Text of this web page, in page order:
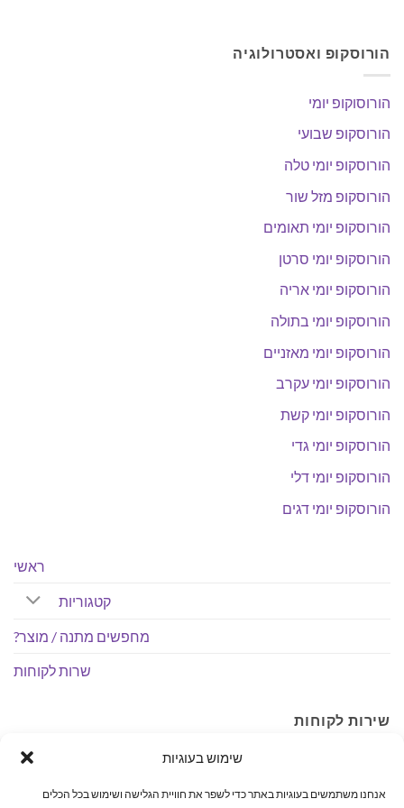
שימוש בעוגיות
אנחנו משתמשים בעוגיות באתר כדי לשפר את חוויית הגלישה ושימוש בכל הכלים
הורוסקופ ואסטרולוגיה
הורוסוקופ יומי
הורוסקופ שבועי
הורוסקופ יומי טלה
הורוסקופ מזל שור
הורוסקופ יומי תאומים
הורוסקופ יומי סרטן
הורוסקופ יומי אריה
הורוסקופ יומי בתולה
הורוסקופ יומי מאזניים
הורוסקופ יומי עקרב
הורוסקופ יומי קשת
הורוסקופ יומי גדי
הורוסקופ יומי דלי
הורוסקופ יומי דגים
ראשי
קטגוריות
מחפשים מתנה / מוצר?
שרות לקוחות
שירות לקוחות
לכל שאלה, הבהרה, איסוף והתאמת מוצרים אנחנו פה לשירותך
בטלפון: 04-6407590.